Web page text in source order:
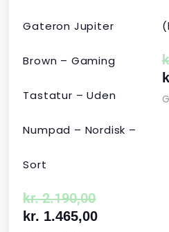
Gateron Jupiter
Brown – Gaming
Tastatur – Uden
Numpad – Nordisk –
Sort
kr.2.190,00
kr. 1.465,00